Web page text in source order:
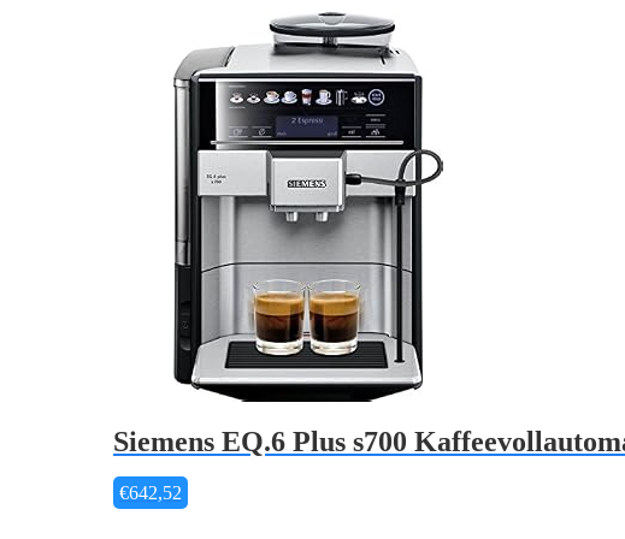
Siemens EQ.6 Plus s700
€642,52